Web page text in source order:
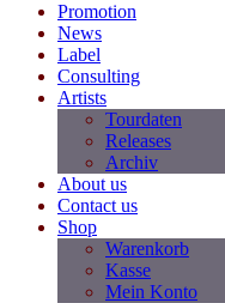
Promotion
News
Label
Consulting
Artists
Tourdaten
Releases
Archiv
About us
Contact us
Shop
Warenkorb
Kasse
Mein Konto